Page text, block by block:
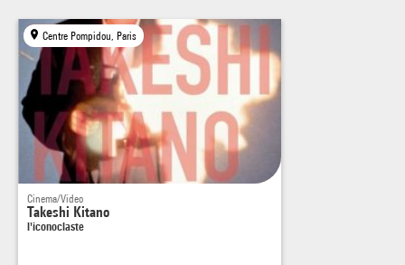
Centre Pompidou, Paris
Cinema/Video
Takeshi Kitano
l'iconoclaste